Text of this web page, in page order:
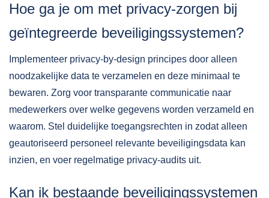
Hoe ga je om met privacy-zorgen bij
geïntegreerde beveiligingssystemen?
Implementeer privacy-by-design principes door alleen
noodzakelijke data te verzamelen en deze minimaal te
bewaren. Zorg voor transparante communicatie naar
medewerkers over welke gegevens worden verzameld en
waarom. Stel duidelijke toegangsrechten in zodat alleen
geautoriseerd personeel relevante beveiligingsdata kan
inzien, en voer regelmatige privacy-audits uit.
Kan ik bestaande beveiligingssystemen